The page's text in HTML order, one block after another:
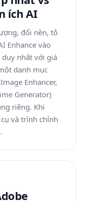
ích AI
đổi nền, tô
Enhance vào
nhất với giá
danh mục
Enhancer,
Generator)
riêng. Khi
và trình chỉnh